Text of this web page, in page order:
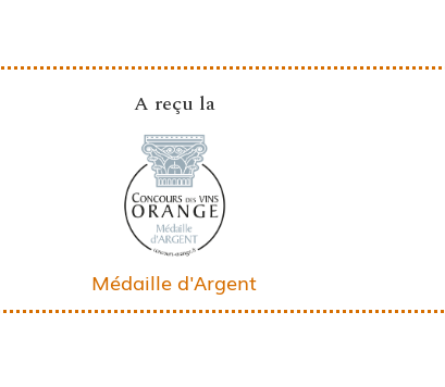
A reçu la
Médaille d'Argent